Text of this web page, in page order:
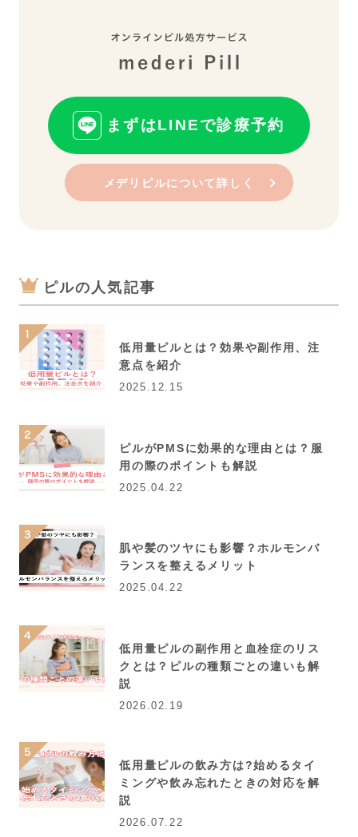
まずはLINEで診療予約
メデリピルについて詳しく
ピルの人気記事
低用量ピルとは？効果や副作用、注
意点を紹介
2025.12.15
ピルがPMSに効果的な理由とは？服
用の際のポイントも解説
2025.04.22
肌や髪のツヤにも影響？ホルモンバ
ランスを整えるメリット
2025.04.22
低用量ピルの副作用と血栓症のリス
クとは？ピルの種類ごとの違いも解
説
2026.02.19
低用量ピルの飲み方は?始めるタイ
ミングや飲み忘れたときの対応を解
説
2026.07.22